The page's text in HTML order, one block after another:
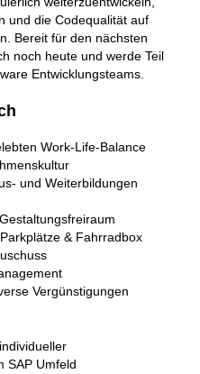
und die Codequalität auf
Bereit für den nächsten
noch heute und werde Teil
Entwicklungsteams.
Work-Life-Balance
und Weiterbildungen
& Fahrradbox
Vergünstigungen
SAP Umfeld